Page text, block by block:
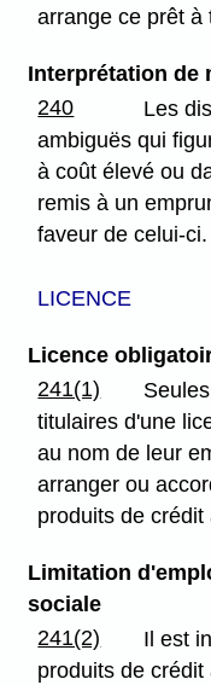
arrange ce prêt à
Interprétation de
240
Les
ambiguës qui
à coût élevé ou
remis à un
faveur de celui-ci.
LICENCE
Licence
241(1)
titulaires d'une
au nom de leur
arranger ou
produits de crédit
Limitation
sociale
241(2)
Il est
produits de